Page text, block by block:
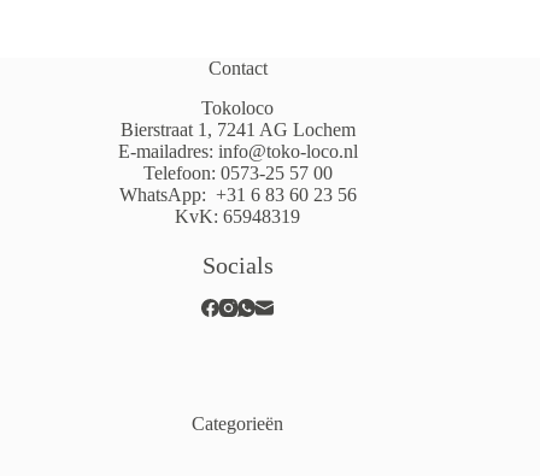
Contact
Tokoloco
Bierstraat 1, 7241 AG Lochem
E-mailadres: info@toko-loco.nl
Telefoon: 0573-25 57 00
WhatsApp: +31 6 83 60 23 56
KvK: 65948319
Socials
Categorieën